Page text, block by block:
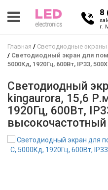
8
г.
Главная Светодиодные экраны
Светодиодный экран для
5000Кд, 1920Гц, 600Вт, IP33,
Светодиодный
kingaurora, 15,6
1920Гц, 600Вт,
высокочастотный